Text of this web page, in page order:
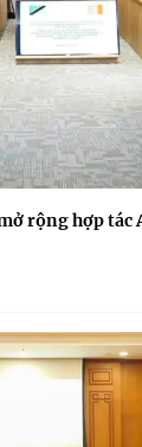
Nguyễn Thị
thông Khoa
TTĐT - 18
Khoa Học và
khi phát
rộng hợp tác